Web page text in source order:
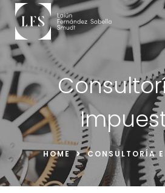
HOME CONSULTORÍA